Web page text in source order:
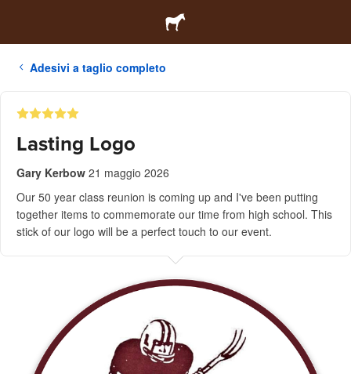
Adesivi a taglio completo
Lasting Logo
Gary Kerbow 21 maggio 2026
Our 50 year class reunion is coming up and I've been putting
together items to commemorate our time from high school. This
stick of our logo will be a perfect touch to our event.